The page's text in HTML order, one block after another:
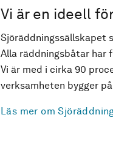
Vi är en ideell
Sjöräddningssällskapet
Alla räddningsbåtar har
Vi är med i cirka 90
verksamheten bygger
Läs mer om